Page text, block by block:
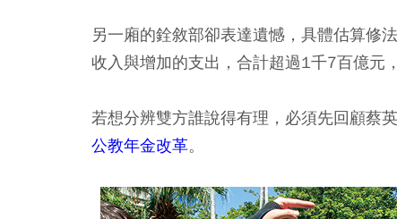
另一廂的銓敘部卻表達遺憾，具體估算修
收入與增加的支出，合計超過1千7百億元
若想分辨雙方誰說得有理，必須先回顧蔡
公教年金改革。